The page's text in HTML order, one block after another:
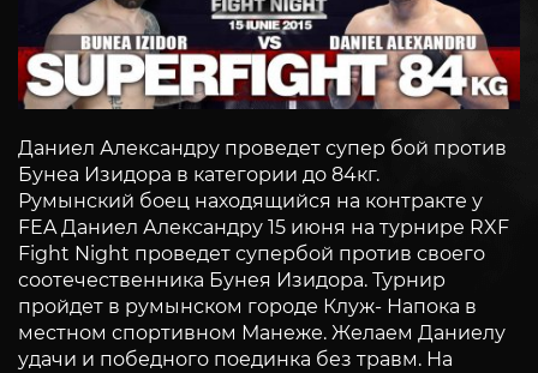
Даниел Александру проведет супер бой против
Бунеа Изидора в категории до 84кг.
Румынский боец находящийся на контракте у
FEA Даниел Александру 15 июня на турнире RXF
Fight Night проведет супербой против своего
соотечественника Бунея Изидора. Турнир
пройдет в румынском городе Клуж- Напока в
местном спортивном Манеже. Желаем Даниелу
удачи и победного поединка без травм. На